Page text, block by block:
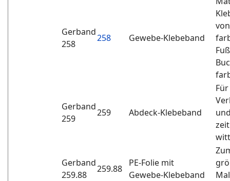
Gerband
258
258 Gewebe-Klebeband
Gerband
259
259 Abdeck-Klebeband
Gerband
259.88
259.88
PE-Folie mit
Gewebe-Klebeband